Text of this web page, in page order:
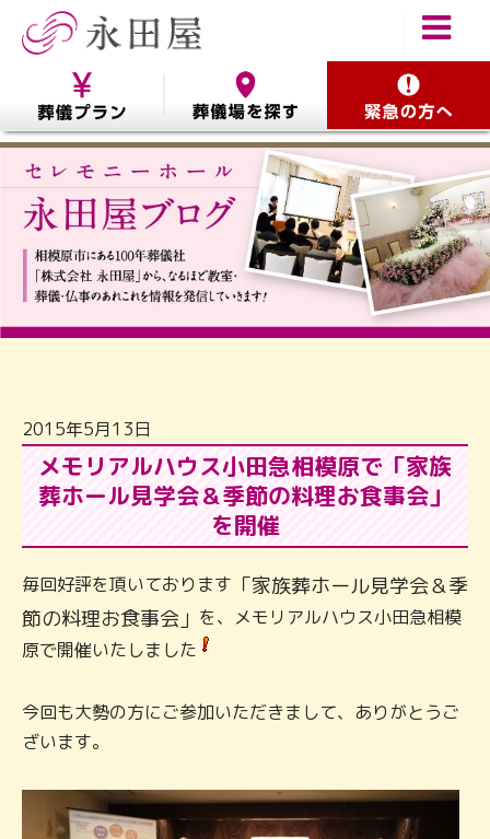
2015年5月13日
メモリアルハウス小田急相模原で「家族
葬ホール見学会＆季節の料理お食事会」
を開催
毎回好評を頂いております 「家族葬ホール見学会＆季
節の料理お食事会」 を、メモリアルハウス小田急相模
原で開催いたしました
今回も大勢の方にご参加いただきまして、ありがとうご
ざいます。